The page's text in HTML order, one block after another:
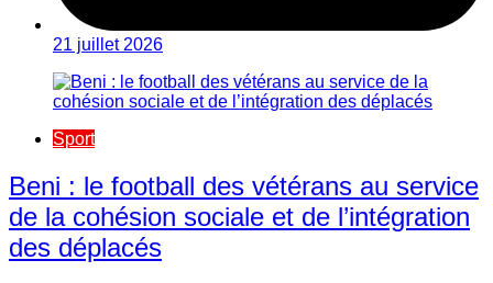
21 juillet 2026
Sport
Beni : le football des vétérans au service
de la cohésion sociale et de l’intégration
des déplacés​